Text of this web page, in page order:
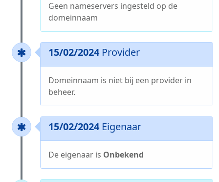
Geen nameservers ingesteld op de
domeinnaam
15/02/2024 Provider
Domeinnaam is niet bij een provider in
beheer.
15/02/2024 Eigenaar
De eigenaar is Onbekend